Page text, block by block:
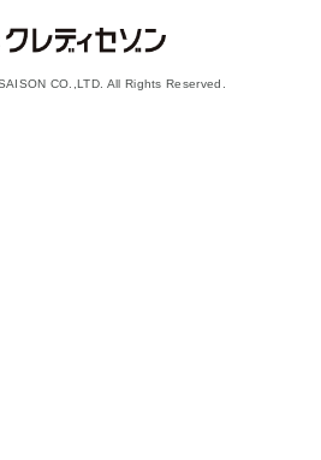
CO.,LTD. All Rights Reserved.